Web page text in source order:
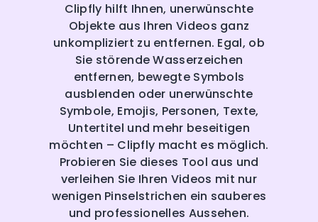
Clipfly hilft Ihnen, unerwünschte
Objekte aus Ihren Videos ganz
unkompliziert zu entfernen. Egal, ob
Sie störende Wasserzeichen
entfernen, bewegte Symbols
ausblenden oder unerwünschte
Symbole, Emojis, Personen, Texte,
Untertitel und mehr beseitigen
möchten – Clipfly macht es möglich.
Probieren Sie dieses Tool aus und
verleihen Sie Ihren Videos mit nur
wenigen Pinselstrichen ein sauberes
und professionelles Aussehen.